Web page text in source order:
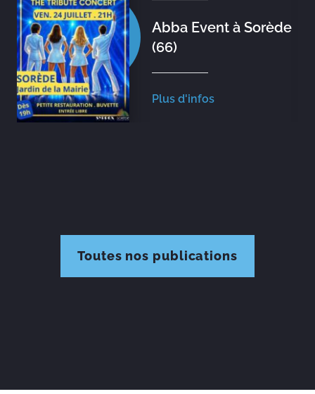
Abba Event à Sorède
(66)
Plus d'infos
Toutes nos publications